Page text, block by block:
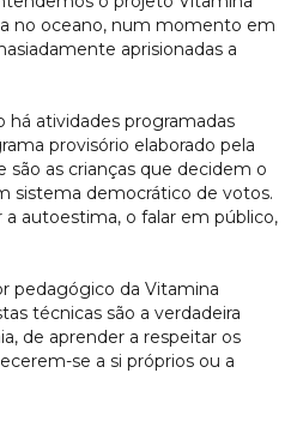
no oceano, num momento em
aprisionadas a
há atividades programadas
provisório elaborado pela
são as crianças que decidem o
sistema democrático de votos.
a autoestima, o falar em público,
pedagógico da Vitamina
técnicas são a verdadeira
de aprender a respeitar os
se a si próprios ou a